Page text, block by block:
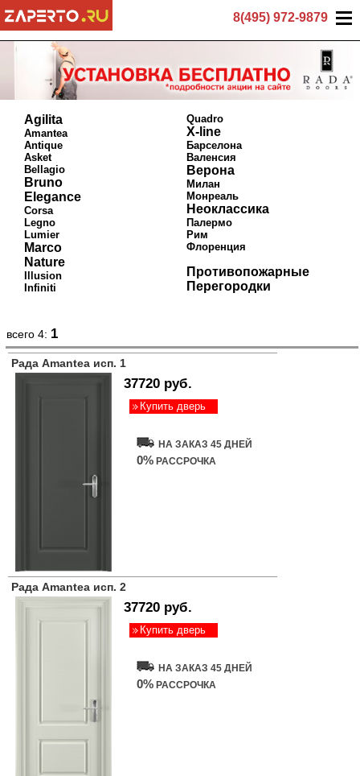
8(495) 972-9879
Agilita
Amantea
Antique
Asket
Bellagio
Bruno
Elegance
Corsa
Legno
Lumier
Marco
Nature
Illusion
Infiniti
Quadro
X-line
Барселона
Валенсия
Верона
Милан
Монреаль
Неоклассика
Палермо
Рим
Флоренция
Противопожарные
Перегородки
всего 4: 1
Рада Amantea исп. 1
37720 руб.
Купить дверь
НА ЗАКАЗ 45 ДНЕЙ
0% РАССРОЧКА
Рада Amantea исп. 2
37720 руб.
Купить дверь
НА ЗАКАЗ 45 ДНЕЙ
0% РАССРОЧКА